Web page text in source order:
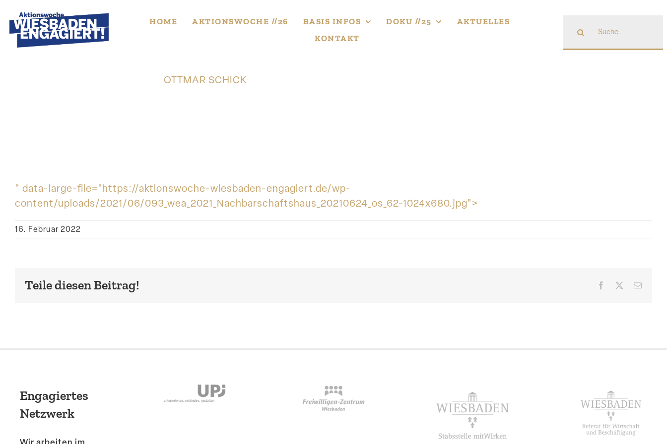
to
content
HOME AKTIONS­WOCHE //26 BASIS INFOS DOKU //25
AKTUELLES
KONTAKT
nach:
OTTMAR SCHICK
" data-large-file="https://aktionswoche-wiesbaden-engagiert.de/wp-
content/uploads/2021/06/093_wea_2021_Nachbarschaftshaus_20210624_os_62-1024x680.jpg">
16. Februar 2022
Teile diesen Beitrag! Facebook
Engagiertes
Netzwerk